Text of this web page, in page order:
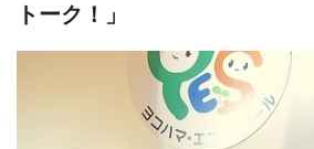
トーク！」